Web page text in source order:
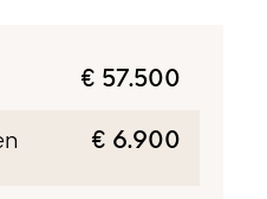
€ 57.500
€ 6.900